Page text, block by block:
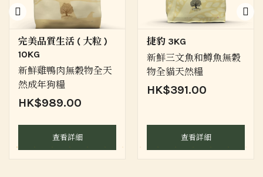
完美品質生活 ( 大粒 )
10KG
新鮮雞鴨肉無穀物全天
然成年狗糧
HK$989.00
查看詳細
捷豹 3KG
新鮮三文魚和鱒魚無穀
物全貓天然糧
HK$391.00
查看詳細